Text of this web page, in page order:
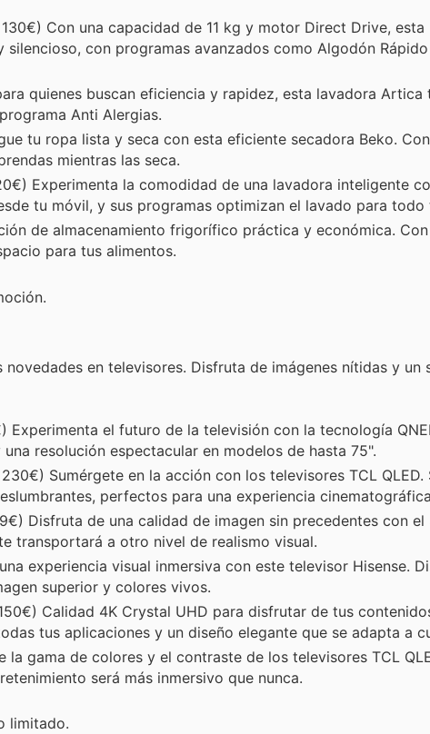
Con una capacidad de 11 kg y motor Direct Drive, esta
con programas avanzados como Algodón
quienes buscan eficiencia y rapidez, esta lavadora Artica
Anti Alergias.
tu ropa lista y seca con esta eficiente secadora Beko.
mientras las seca.
Experimenta la comodidad de una lavadora inteligente
tu móvil, y sus programas optimizan el lavado para
de almacenamiento frigorífico práctica y económica.
para tus alimentos.
en televisores. Disfruta de imágenes nítidas y un
Experimenta el futuro de la televisión con la tecnología
resolución espectacular en modelos de hasta 75".
Sumérgete en la acción con los televisores TCL
perfectos para una experiencia
Disfruta de una calidad de imagen sin precedentes con el
transportará a otro nivel de realismo visual.
experiencia visual inmersiva con este televisor Hisense.
superior y colores vivos.
Calidad 4K Crystal UHD para disfrutar de tus
tus aplicaciones y un diseño elegante que se adapta a
gama de colores y el contraste de los televisores TCL
será más inmersivo que nunca.
limitado.